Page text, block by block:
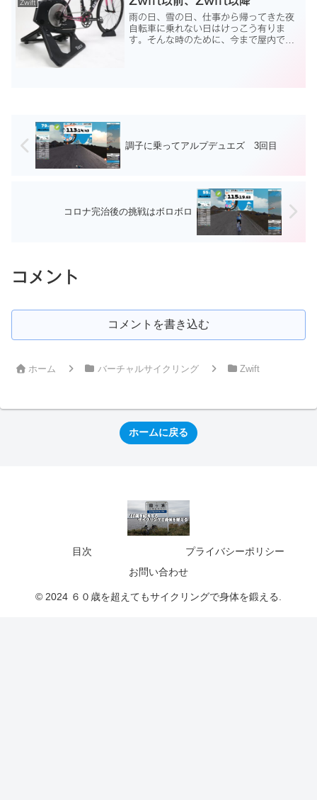
Zwift
雨の日、雪の日、仕事から帰ってきた夜
自転車に乗れない日はけっこう有りま
す。そんな時のために、今まで屋内で走
調子に乗ってアルプデュエズ 3回目
コロナ完治後の挑戦はボロボロ
コメント
コメントを書き込む
ホーム バーチャルサイクリング Zwift
ホームに戻る
目次
プライバシーポリシー
お問い合わせ
© 2024 ６０歳を超えてもサイクリングで身体を鍛える.